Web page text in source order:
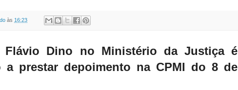
às 16:23
Flávio Dino no Ministério da Justiça é
a prestar depoimento na CPMI do 8 de